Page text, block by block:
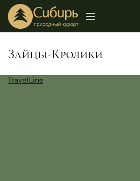
Зайцы-Кролики
TravelLine